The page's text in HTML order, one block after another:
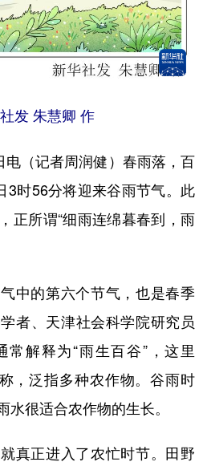
河北 山西
上海 江苏
福建
云南 西藏
Français عربى
日本語 한국어
发 朱慧卿 作
（记者周润健）春雨落，百
3时56分将迎来谷雨节气。此
正所谓“细雨连绵暮春到，雨
的第六个节气，也是春季
者、天津社会科学院研究员
常解释为“雨生百谷”，这里
，泛指多种农作物。谷雨时
水很适合农作物的生长。
正进入了农忙时节。田野